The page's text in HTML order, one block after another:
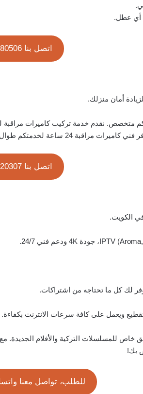
أي عطل.
اتصل بنا 99080506
أمان منزلك.
متخصص. نقدم خدمة تركيب كاميرات مراقبة
نحن شركة كاميرات مراقبة موثوقة في الكويت.
اتصل بنا 98020307
الكويت.
للمسلسلات التركية والأفلام الجديدة.
للطلب، تواصل معنا واتساب